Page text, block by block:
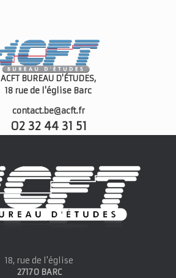
ACFT BUREAU D'ÉTUDES,
18 rue de l'église Barc
contact.be@acft.fr
02 32 44 31 51
18, rue de l'église
27170 BARC